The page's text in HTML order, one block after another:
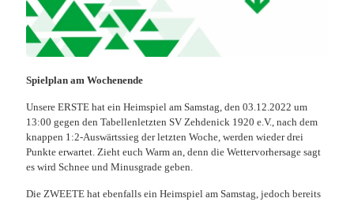
Spielplan am Wochenende
Unsere ERSTE hat ein Heimspiel am Samstag, den 03.12.2022 um
13:00 gegen den Tabellenletzten SV Zehdenick 1920 e.V., nach dem
knappen 1:2-Auswärtssieg der letzten Woche, werden wieder drei
Punkte erwartet. Zieht euch Warm an, denn die Wettervorhersage sagt
es wird Schnee und Minusgrade geben.
Die ZWEETE hat ebenfalls ein Heimspiel am Samstag, jedoch bereits